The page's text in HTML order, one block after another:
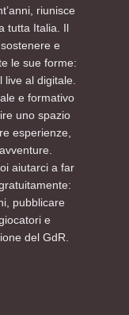
riunisce
tutta Italia. Il
e
le sue forme:
al digitale.
e formativo
uno spazio
esperienze,
aiutarci a far
pubblicare
e
del GdR.